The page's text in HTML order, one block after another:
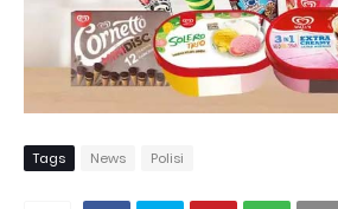
Tags News Polisi